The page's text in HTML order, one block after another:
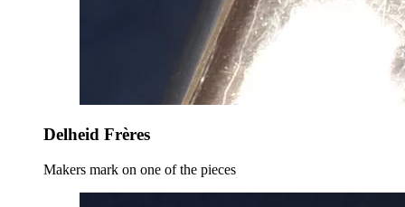
Delheid Frères
Makers mark on one of the pieces